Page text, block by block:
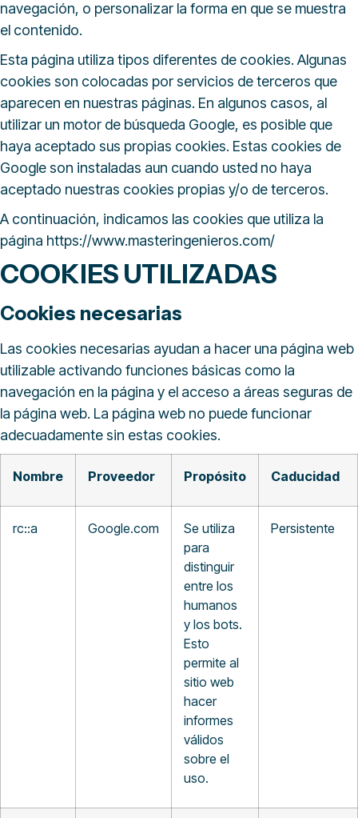
navegación, o personalizar la forma en que se muestra
el contenido.
Esta página utiliza tipos diferentes de cookies. Algunas
cookies son colocadas por servicios de terceros que
aparecen en nuestras páginas. En algunos casos, al
utilizar un motor de búsqueda Google, es posible que
haya aceptado sus propias cookies. Estas cookies de
Google son instaladas aun cuando usted no haya
aceptado nuestras cookies propias y/o de terceros.
A continuación, indicamos las cookies que utiliza la
página https://www.masteringenieros.com/
COOKIES UTILIZADAS
Cookies necesarias
Las cookies necesarias ayudan a hacer una página web
utilizable activando funciones básicas como la
navegación en la página y el acceso a áreas seguras de
la página web. La página web no puede funcionar
adecuadamente sin estas cookies.
Nombre Proveedor Propósito Caducidad
rc::a Google.com
Se utiliza
para
distinguir
entre los
humanos
y los bots.
Esto
permite al
sitio web
hacer
informes
válidos
sobre el
uso.
Persistente